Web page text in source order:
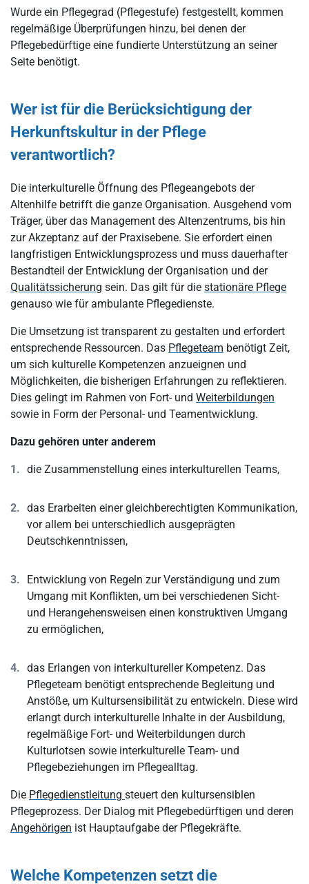
Wurde ein Pflegegrad (Pflegestufe) festgestellt, kommen
regelmäßige Überprüfungen hinzu, bei denen der
Pflegebedürftige eine fundierte Unterstützung an seiner
Seite benötigt.
Wer ist für die Berücksichtigung der
Herkunftskultur in der Pflege
verantwortlich?
Die interkulturelle Öffnung des Pflegeangebots der
Altenhilfe betrifft die ganze Organisation. Ausgehend vom
Träger, über das Management des Altenzentrums, bis hin
zur Akzeptanz auf der Praxisebene. Sie erfordert einen
langfristigen Entwicklungsprozess und muss dauerhafter
Bestandteil der Entwicklung der Organisation und der
Qualitätssicherung sein. Das gilt für die stationäre Pflege
genauso wie für ambulante Pflegedienste.
Die Umsetzung ist transparent zu gestalten und erfordert
entsprechende Ressourcen. Das Pflegeteam benötigt Zeit,
um sich kulturelle Kompetenzen anzueignen und
Möglichkeiten, die bisherigen Erfahrungen zu reflektieren.
Dies gelingt im Rahmen von Fort- und Weiterbildungen
sowie in Form der Personal- und Teamentwicklung.
Dazu gehören unter anderem
die Zusammenstellung eines interkulturellen Teams,
das Erarbeiten einer gleichberechtigten Kommunikation,
vor allem bei unterschiedlich ausgeprägten
Deutschkenntnissen,
Entwicklung von Regeln zur Verständigung und zum
Umgang mit Konflikten, um bei verschiedenen Sicht-
und Herangehensweisen einen konstruktiven Umgang
zu ermöglichen,
das Erlangen von interkultureller Kompetenz. Das
Pflegeteam benötigt entsprechende Begleitung und
Anstöße, um Kultursensibilität zu entwickeln. Diese wird
erlangt durch interkulturelle Inhalte in der Ausbildung,
regelmäßige Fort- und Weiterbildungen durch
Kulturlotsen sowie interkulturelle Team- und
Pflegebeziehungen im Pflegealltag.
Die Pflegedienstleitung steuert den kultursensiblen
Pflegeprozess. Der Dialog mit Pflegebedürftigen und deren
Angehörigen ist Hauptaufgabe der Pflegekräfte.
Welche Kompetenzen setzt die